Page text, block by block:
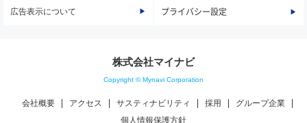
広告表示について プライバシー設定
株式会社マイナビ
Copyright © Mynavi Corporation
会社概要 アクセス サスティナビリティ 採用
グループ企業
個人情報保護方針